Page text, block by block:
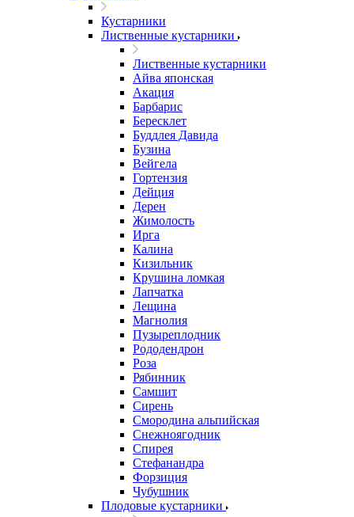
Кустарники
Лиственные кустарники
Лиственные кустарники
Айва японская
Акация
Барбарис
Бересклет
Буддлея Давида
Бузина
Вейгела
Гортензия
Дейция
Дерен
Жимолость
Ирга
Калина
Кизильник
Крушина ломкая
Лапчатка
Лещина
Магнолия
Пузыреплодник
Рододендрон
Роза
Рябинник
Самшит
Сирень
Смородина альпийская
Снежноягодник
Спирея
Стефанандра
Форзиция
Чубушник
Плодовые кустарники